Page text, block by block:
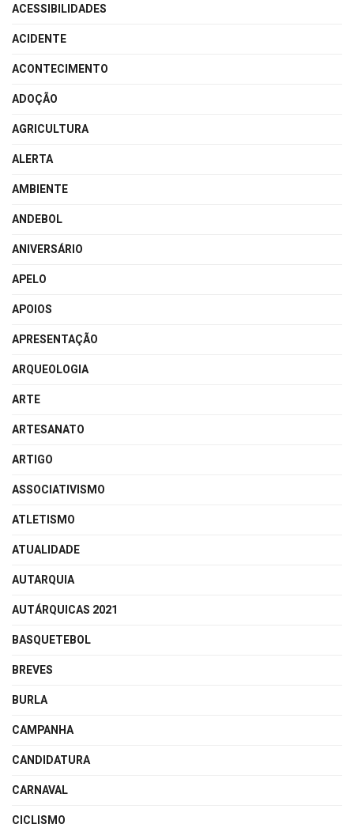
ACESSIBILIDADES
ACIDENTE
ACONTECIMENTO
ADOÇÃO
AGRICULTURA
ALERTA
AMBIENTE
ANDEBOL
ANIVERSÁRIO
APELO
APOIOS
APRESENTAÇÃO
ARQUEOLOGIA
ARTE
ARTESANATO
ARTIGO
ASSOCIATIVISMO
ATLETISMO
ATUALIDADE
AUTARQUIA
AUTÁRQUICAS 2021
BASQUETEBOL
BREVES
BURLA
CAMPANHA
CANDIDATURA
CARNAVAL